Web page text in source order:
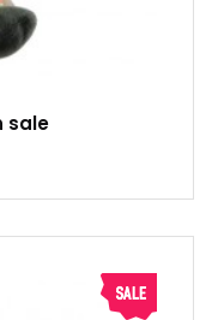
sale